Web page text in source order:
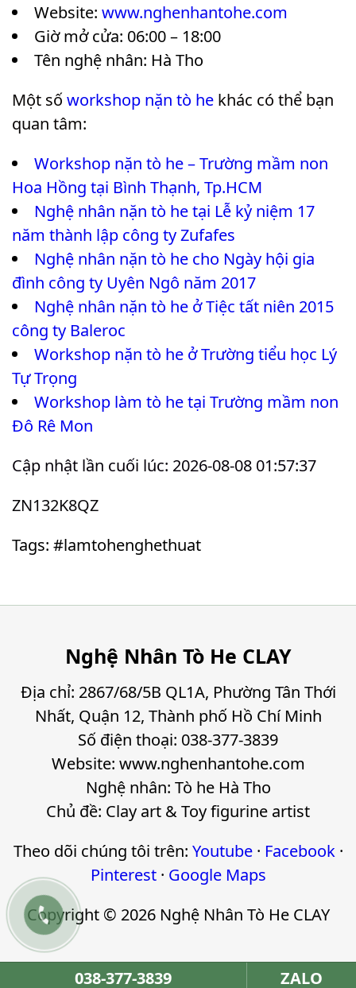
Website: www.nghenhantohe.com
Giờ mở cửa: 06:00 – 18:00
Tên nghệ nhân: Hà Tho
Một sốworkshop nặn tò he khác có thể bạn
quan tâm:
Workshop nặn tò he – Trường mầm non
Hoa Hồng tại Bình Thạnh, Tp.HCM
Nghệ nhân nặn tò he tại Lễ kỷ niệm 17
năm thành lập công ty Zufafes
Nghệ nhân nặn tò he cho Ngày hội gia
đình công ty Uyên Ngô năm 2017
Nghệ nhân nặn tò he ở Tiệc tất niên 2015
công ty Baleroc
Workshop nặn tò he ở Trường tiểu học Lý
Tự Trọng
Workshop làm tò he tại Trường mầm non
Đô Rê Mon
Cập nhật lần cuối lúc: 2026-08-08 01:57:37
ZN132K8QZ
Tags: #lamtohenghethuat
Nghệ Nhân Tò He CLAY
Địa chỉ: 2867/68/5B QL1A, Phường Tân Thới
Nhất, Quận 12, Thành phố Hồ Chí Minh
Số điện thoại: 038-377-3839
Website: www.nghenhantohe.com
Nghệ nhân: Tò he Hà Tho
Chủ đề: Clay art & Toy figurine artist
Theo dõi chúng tôi trên: Youtube· Facebook·
Pinterest· Google Maps
Copyright © 2026 Nghệ Nhân Tò He CLAY
038-377-3839 ZALO
